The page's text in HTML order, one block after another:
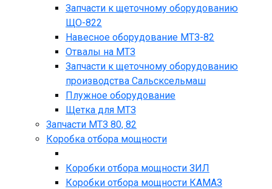
Запчасти к щеточному оборудованию
ЩО-822
Навесное оборудование МТЗ-82
Отвалы на МТЗ
Запчасти к щеточному оборудованию
производства Сальсксельмаш
Плужное оборудование
Щетка для МТЗ
Запчасти МТЗ 80, 82
Коробка отбора мощности
Коробки отбора мощности ЗИЛ
Коробки отбора мощности КАМАЗ